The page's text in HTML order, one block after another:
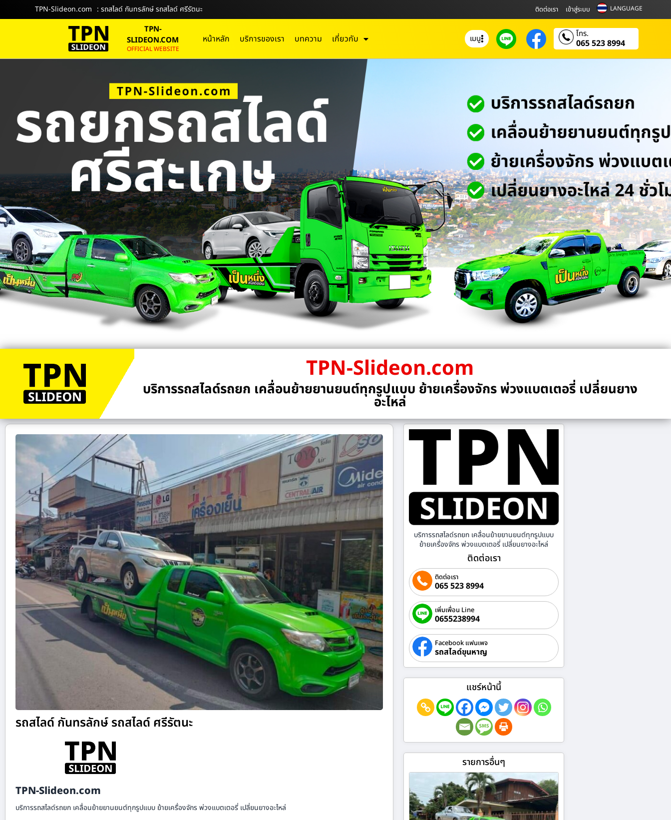
TPN-Slideon.com : รถสไลด์ กันทรลักษ์ รถสไลด์ ศรีรัตนะ ติดต่อเรา เข้าสู่ระบบ LANGUAGE
TPN-
SLIDEON.COM
OFFICIAL WEBSITE
หน้าหลัก บริการของเรา บทความ เกี่ยวกับ เมนู โทร.
065 523 8994
TPN-Slideon.com
บริการรถสไลด์รถยก เคลื่อนย้ายยานยนต์ทุกรูปแบบ ย้ายเครื่องจักร พ่วงแบตเตอรี่ เปลี่ยนยาง
อะไหล่
รถสไลด์ กันทรลักษ์ รถสไลด์ ศรีรัตนะ
TPN-Slideon.com
บริการรถสไลด์รถยก เคลื่อนย้ายยานยนต์ทุกรูปแบบ ย้ายเครื่องจักร พ่วงแบตเตอรี่ เปลี่ยนยางอะไหล่
บริการรถสไลด์รถยก เคลื่อนย้ายยานยนต์ทุกรูปแบบ
ย้ายเครื่องจักร พ่วงแบตเตอรี่ เปลี่ยนยางอะไหล่
ติดต่อเรา
ติดต่อเรา
065 523 8994
เพิ่มเพื่อน Line
0655238994
Facebook แฟนเพจ
รถสไลด์ขุนหาญ
แชร์หน้านี้
รายการอื่นๆ